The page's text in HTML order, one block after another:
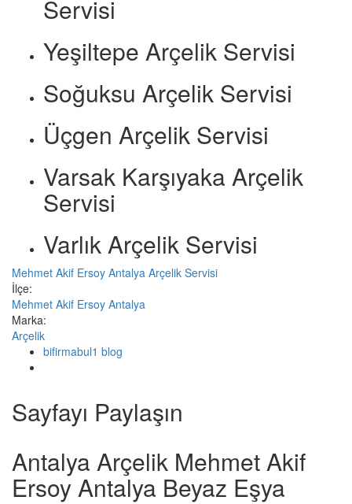
Servisi
Yeşiltepe Arçelik Servisi
Soğuksu Arçelik Servisi
Üçgen Arçelik Servisi
Varsak Karşıyaka Arçelik
Servisi
Varlık Arçelik Servisi
Mehmet Akif Ersoy Antalya Arçelik Servisi
İlçe:
Mehmet Akif Ersoy Antalya
Marka:
Arçelik
bifirmabul1 blog
Sayfayı Paylaşın
Antalya Arçelik Mehmet Akif
Ersoy Antalya Beyaz Eşya